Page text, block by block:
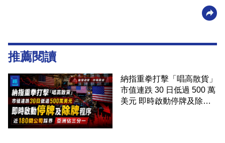
推薦閱讀
納指重拳打擊「唱高散貨」
市值連跌 30 日低過 500 萬
美元 即時啟動停牌及除牌